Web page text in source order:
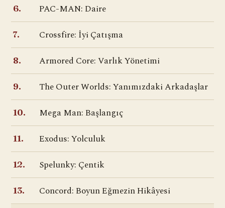
6. PAC-MAN: Daire
7. Crossfire: İyi Çatışma
8. Armored Core: Varlık Yönetimi
9. The Outer Worlds: Yanımızdaki Arkadaşlar
10. Mega Man: Başlangıç
11. Exodus: Yolculuk
12. Spelunky: Çentik
13. Concord: Boyun Eğmezin Hikâyesi